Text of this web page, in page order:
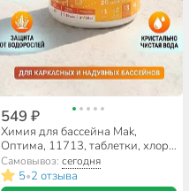
549 ₽
Химия для бассейна Mak,
Оптима, 11713, таблетки, хлор
быстрорастворимый, 20 шт,
одна таблетка 20 г
Самовывоз: сегодня
5•2 отзыва